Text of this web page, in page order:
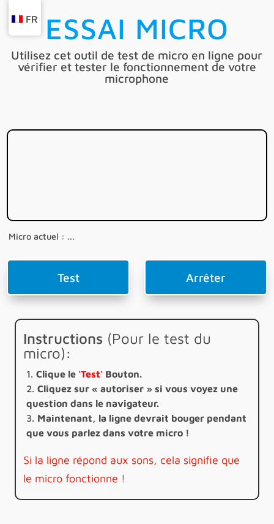
ESSAI MICRO
Utilisez cet outil de test de micro en ligne pour
vérifier et tester le fonctionnement de votre
microphone
Instructions (Pour le test du
micro):
Clique le 'Test' Bouton.
Cliquez sur « autoriser » si vous voyez une
question dans le navigateur.
Maintenant, la ligne devrait bouger pendant
que vous parlez dans votre micro !
Si la ligne répond aux sons, cela signifie que
le micro fonctionne !
Micro actuel : ...
Test Arrêter
FR